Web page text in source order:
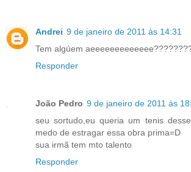
Andrei 9 de janeiro de 2011 às 14:31
Tem algúem
Responder
João Pedro 9 de janeiro de 2011 às
seu sortudo,eu queria um tenis
medo de estragar essa obra prima=D
sua irmã tem mto talento
Responder